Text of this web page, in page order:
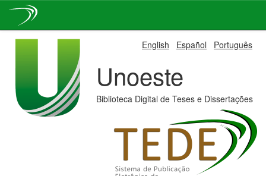
English Español Português
Unoeste
Biblioteca Digital de Teses e Dissertações